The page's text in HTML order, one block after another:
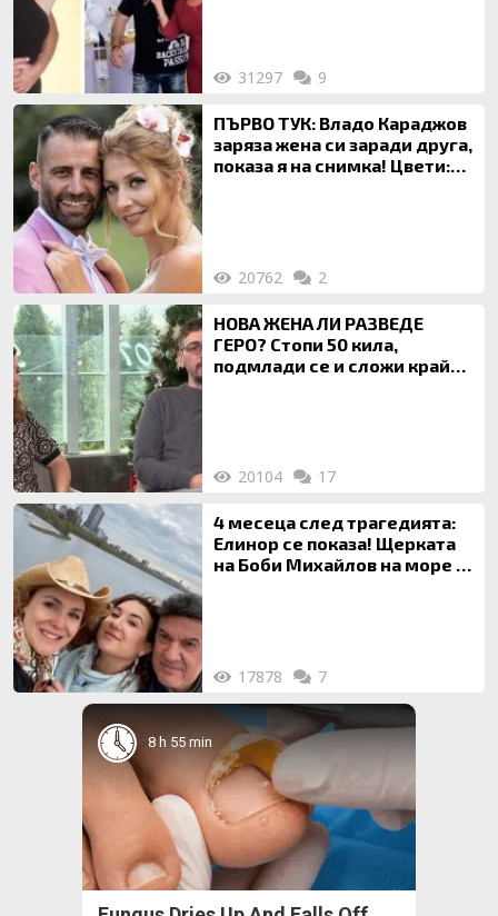
31297 9
ПЪРВО ТУК: Владо Караджов
заряза жена си заради друга,
показа я на снимка! Цвети:
20762 2
НОВА ЖЕНА ЛИ РАЗВЕДЕ
ГЕРО? Стопи 50 кила,
подмлади се и сложи край
20104 17
4 месеца след трагедията:
Елинор се показа! Щерката
на Боби Михайлов на море с
17878 7
8 h 55 min